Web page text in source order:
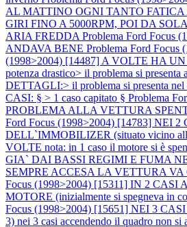
AL MATTINO OGNI TANTO
GIRI FINO A 5000RPM, POI DA
ARIA FREDDA Problema Ford
ANDAVA BENE Problema Ford Focus
(1998>2004) [14487] A VOLTE HA
potenza drastico> il problema si
DETTAGLI:> il problema si presenta nel
CASI: § > 1 caso capitato § Problema
PROBLEMA ALLA VETTURA
Ford Focus (1998>2004) [14783]
DELL`IMMOBILIZER (situato vicino
VOLTE nota: in 1 caso il motore si è
GIA` DAI BASSI REGIMI E FUMA
SEMPRE ACCESA LA VETTURA VA
Focus (1998>2004) [15311] IN 2 CASI
MOTORE (inizialmente si spegneva in
Focus (1998>2004) [15651] NEI 3
3) nei 3 casi accendendo il quadro non si